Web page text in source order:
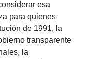
esa
para quienes
de 1991, la
transparente
la